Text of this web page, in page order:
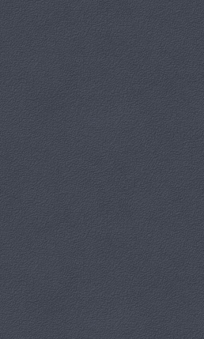
o swojej pasji i drodze
wieczoru była sesja malowania na
lub „live painting”. Kreatywność artystów
zaskakiwała i zachwycała zgromadzoną
obserwowała powstawanie
Muzycznym dopełnieniem był występ
– duetu, który dotknął serca
pięknym głosem. Wśród gości obecni
Marcin Szaleniec oraz
Wiesław Barabasz. Nie zabrakło także
Artystycznej, co wskazuje na więź
polsko-czeskiego. Po części oficjalnej
pyszny „słodki stół” przygotowany
Wspólne świętowanie podkreśliło
które od lat są siłą napędową
i wspólne świętowanie!
Artystycznej pięknego jubileuszu!
inspiracje nigdy nie gasną, a
Wam wiele radości i satysfakcji. Niech
pełna niezapomnianych projektów i